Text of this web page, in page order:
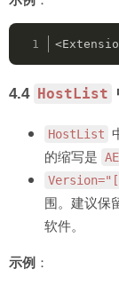
4.4 HostList
HostList
的缩写是
围。建议保
软件。
示例 ：